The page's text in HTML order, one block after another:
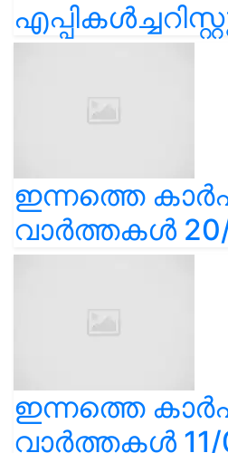
ഇന്നത്തെ
വാർത്തകൾ
ഇന്നത്തെ
വാർത്തകൾ 11/